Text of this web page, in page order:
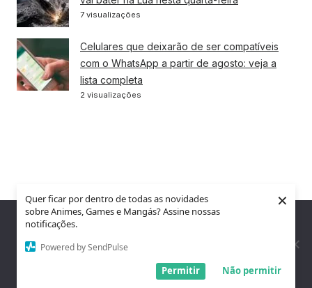
Quer ficar por dentro de todas as novidades
sobre Animes, Games e Mangás? Assine nossas
notificações.
Powered by SendPulse
Não permitir
Permitir
×
7 visualizações
Celulares que deixarão de ser compatíveis
com o WhatsApp a partir de agosto: veja a
lista completa
2 visualizações
Nós utilizamos cookies para garantir que você tenha a melhor
experiência em nosso site. Se você continua a usar este site,
assumimos que você está satisfeito.
Entendi!